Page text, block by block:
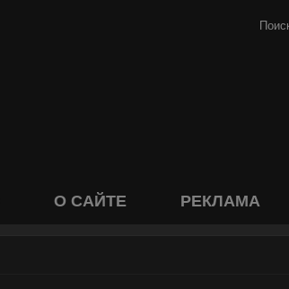
О САЙТЕ РЕКЛАМА